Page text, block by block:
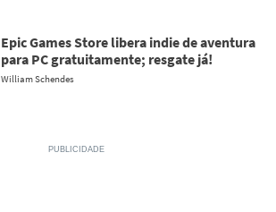
Epic Games Store libera indie de aventura
para PC gratuitamente; resgate já!
William Schendes